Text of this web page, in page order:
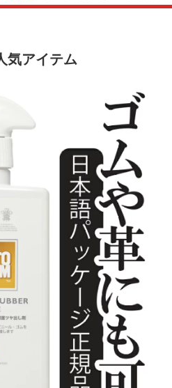
気アイテム